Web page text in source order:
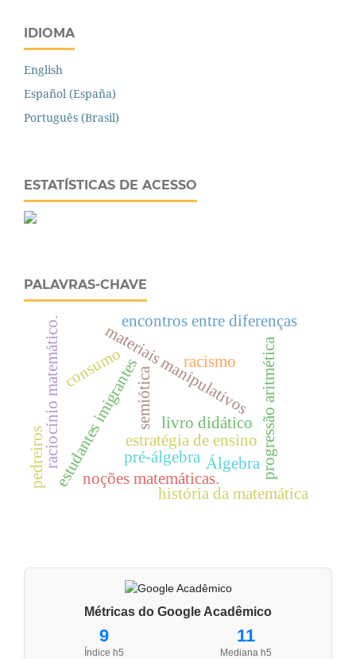
IDIOMA
English
Español (España)
Português (Brasil)
ESTATÍSTICAS DE ACESSO
PALAVRAS-CHAVE
estratégia de ensino progressão aritmética
história da matemática
materiais manipulativos
estudantes imigrantes
encontros entre diferenças
racismo
Álgebra
raciocínio matemático.
livro didático
pré-álgebra
noções matemáticas.
semiótica
pedreiros
consumo
Métricas do Google Acadêmico
9
Índice h5
11
Mediana h5